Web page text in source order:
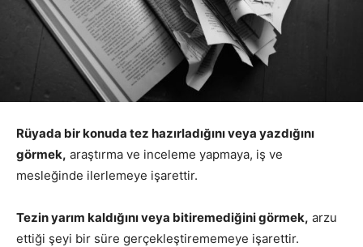
Rüyada bir konuda tez hazırladığını veya yazdığını
görmek, araştırma ve inceleme yapmaya, iş ve
mesleğinde ilerlemeye işarettir.
Tezin yarım kaldığını veya bitiremediğini görmek, arzu
ettiği şeyi bir süre gerçekleştirememeye işarettir.